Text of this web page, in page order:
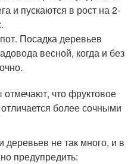
и пускаются в рост на 2-
Посадка деревьев
весной, когда и без
что фруктовое
более сочными
деревьев не так много, и в
предупредить: